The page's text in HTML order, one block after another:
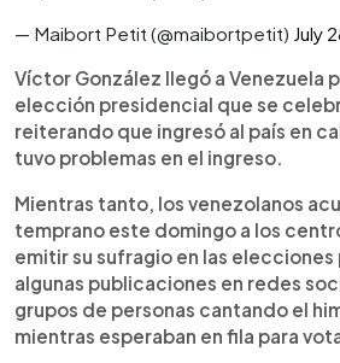
— Maibort Petit (@maibortpetit) July
Víctor González llegó a Venezuela
elección presidencial que se
reiterando que ingresó al país en
tuvo problemas en el ingreso.
Mientras tanto, los venezolanos
temprano este domingo a los
emitir su sufragio en las
algunas publicaciones en redes
grupos de personas cantando el
mientras esperaban en fila para